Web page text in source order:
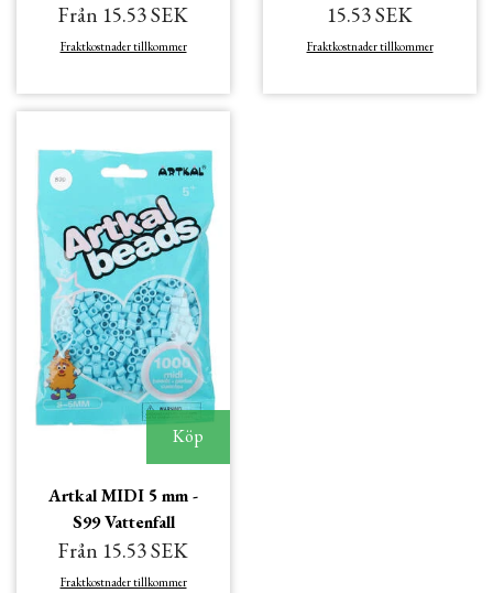
Från 15.53 SEK
Fraktkostnader tillkommer
15.53 SEK
Fraktkostnader tillkommer
Köp
Artkal MIDI 5 mm -
S99 Vattenfall
Från 15.53 SEK
Fraktkostnader tillkommer